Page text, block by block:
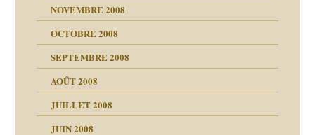
NOVEMBRE 2008
OCTOBRE 2008
SEPTEMBRE 2008
AOÛT 2008
JUILLET 2008
JUIN 2008